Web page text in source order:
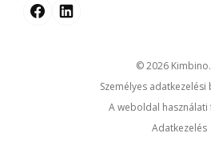
© 2026
Személyes
A weboldal használati
Adatkezelés